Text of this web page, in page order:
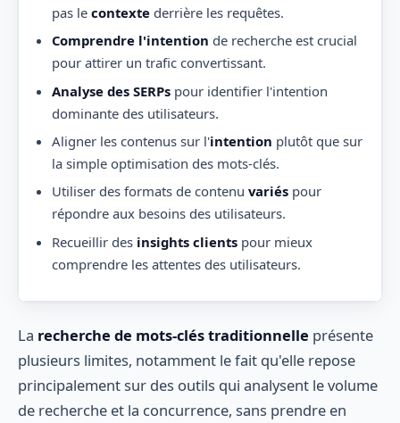
pas le contextederrière les requêtes.
Comprendre l'intention de recherche est crucial
pour attirer un trafic convertissant.
Analyse des SERPspour identifier l'intention
dominante des utilisateurs.
Aligner les contenus sur l'intention plutôt que sur
la simple optimisation des mots-clés.
Utiliser des formats de contenu variéspour
répondre aux besoins des utilisateurs.
Recueillir des insights clientspour mieux
comprendre les attentes des utilisateurs.
La recherche de mots-clés traditionnelle présente
plusieurs limites, notamment le fait qu'elle repose
principalement sur des outils qui analysent le volume
de recherche et la concurrence, sans prendre en